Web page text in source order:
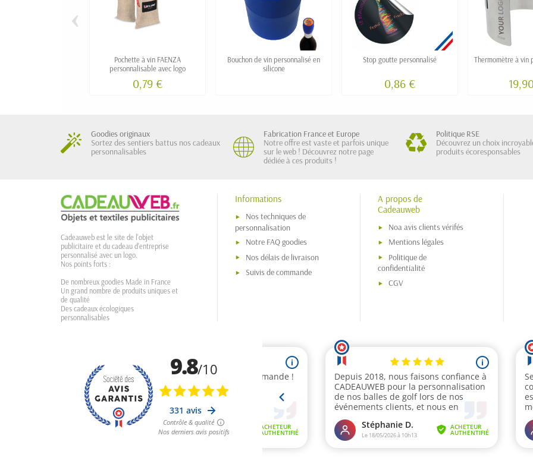
Pochette à vin FAENZA
personnalisable avec logo
0,79 €
Bouchon de vin personnalisé en
silicone
Stop goutte personnalisé
0,86 €
Thermomètre à vin
‹
Goodies originaux
Sortez des sentiers battus nos cadeaux
personnalisables
Fabrication France et Europe
Notre offre est vaste et parfois unique
sur le web ! Découvrez notre page
dédiée à ces produits !
Politique RSE
Découvrez un choix
produits écoresponsables
Cadeauweb est le site de l'objet
publicitaire et du cadeau d'entreprise
personnalisé avec un logo.
Nos points forts :
De nombreux goodies Made in France
Un grand nombre de produits uniques et
de qualité
Des cadeaux écologiques
personnalisables
Informations
Nos techniques de
personnalisation
Notre FAQ goodies
Nos délais de livraison
Suivis de commande
A propos de
Cadeauweb
Noa avis clients vérifés
Mentions légales
Politique de
confidentialité
CGV